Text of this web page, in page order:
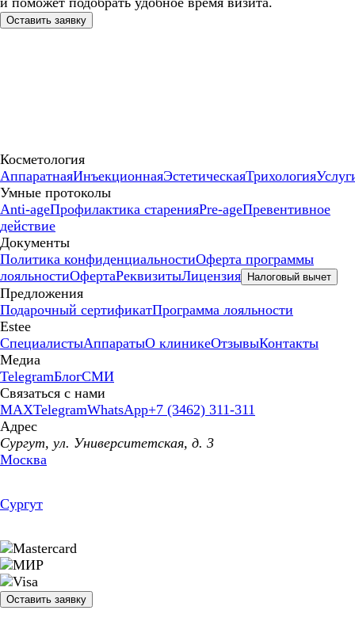
Оставить заявку
Косметология
АппаратнаяИнъекционнаяЭстетическаяТрихология
Умные протоколы
Anti-ageПрофилактика старенияPre-ageПревентивное
действие
Документы
Политика конфиденциальностиОферта программы
лояльностиОфертаРеквизитыЛицензия Налоговый вычет
Предложения
Подарочный сертификатПрограмма лояльности
Estee
СпециалистыАппаратыО клиникеОтзывыКонтакты
Медиа
TelegramБлогСМИ
Связаться с нами
MAXTelegramWhatsApp+7 (3462) 311-311
Адрес
Сургут, ул. Университетская, д. 3
Москва
Сургут
Оставить заявку